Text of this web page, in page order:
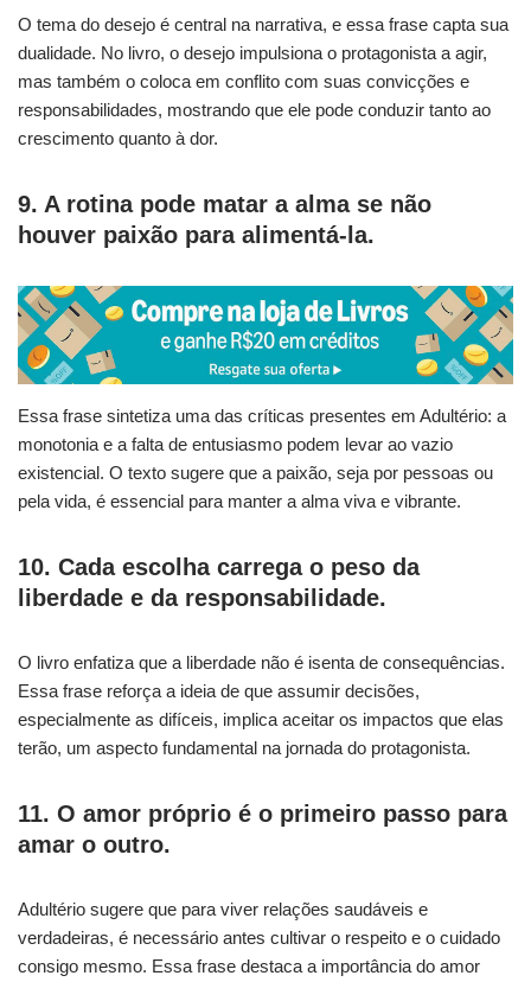
O tema do desejo é central na narrativa, e essa frase capta sua
dualidade. No livro, o desejo impulsiona o protagonista a agir,
mas também o coloca em conflito com suas convicções e
responsabilidades, mostrando que ele pode conduzir tanto ao
crescimento quanto à dor.
9. A rotina pode matar a alma se não
houver paixão para alimentá-la.
Essa frase sintetiza uma das críticas presentes em Adultério: a
monotonia e a falta de entusiasmo podem levar ao vazio
existencial. O texto sugere que a paixão, seja por pessoas ou
pela vida, é essencial para manter a alma viva e vibrante.
10. Cada escolha carrega o peso da
liberdade e da responsabilidade.
O livro enfatiza que a liberdade não é isenta de consequências.
Essa frase reforça a ideia de que assumir decisões,
especialmente as difíceis, implica aceitar os impactos que elas
terão, um aspecto fundamental na jornada do protagonista.
11. O amor próprio é o primeiro passo para
amar o outro.
Adultério sugere que para viver relações saudáveis e
verdadeiras, é necessário antes cultivar o respeito e o cuidado
consigo mesmo. Essa frase destaca a importância do amor